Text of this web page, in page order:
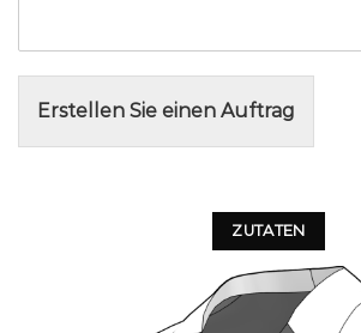
Erstellen Sie einen Auftrag
ZUTATEN